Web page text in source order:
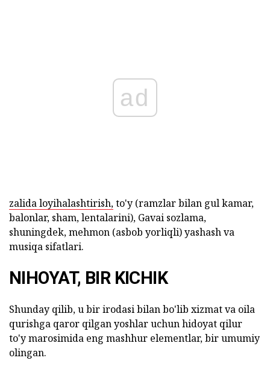
ad
zalida loyihalashtirish,to'y (ramzlar bilan gul kamar,
balonlar, sham, lentalarini), Gavai sozlama,
shuningdek, mehmon (asbob yorliqli) yashash va
musiqa sifatlari.
NIHOYAT, BIR KICHIK
Shunday qilib, u bir irodasi bilan bo'lib xizmat va oila
qurishga qaror qilgan yoshlar uchun hidoyat qilur
to'y marosimida eng mashhur elementlar, bir umumiy
olingan.